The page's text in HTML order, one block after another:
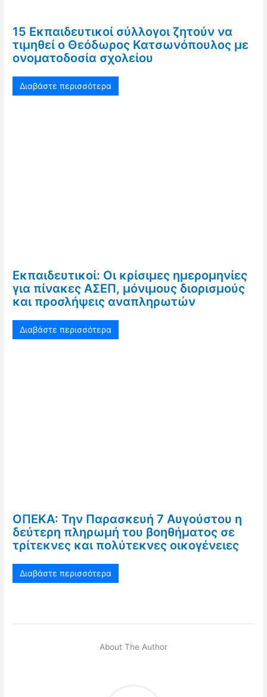
15 Εκπαιδευτικοί σύλλογοι ζητούν να
τιμηθεί ο Θεόδωρος Κατσωνόπουλος με
ονοματοδοσία σχολείου
Διαβάστε περισσότερα
Εκπαιδευτικοί: Οι κρίσιμες ημερομηνίες
για πίνακες ΑΣΕΠ, μόνιμους διορισμούς
και προσλήψεις αναπληρωτών
Διαβάστε περισσότερα
ΟΠΕΚΑ: Την Παρασκευή 7 Αυγούστου η
δεύτερη πληρωμή του βοηθήματος σε
τρίτεκνες και πολύτεκνες οικογένειες
Διαβάστε περισσότερα
About The Author